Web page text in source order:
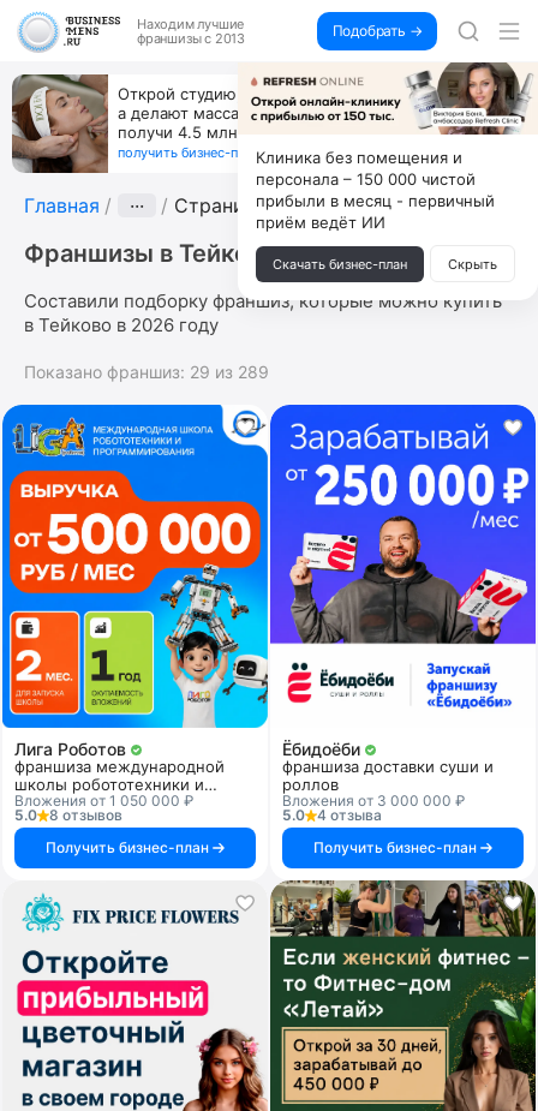
Находим лучшие
франшизы с 2013
Подобрать →
Открой студию, где не колют и не режут,
а делают массаж лица руками и в первый же год
получи 4.5 млн
получить бизнес-план ↓
Главная ··· Страница 7
Франшизы в Тейково
Составили подборку франшиз, которые можно купить
в Тейково в 2026 году
Показано франшиз: 29 из 289
Лига Роботов
франшиза международной
школы робототехники и
программирования
Вложения от 1 050 000 ₽
5.0
8 отзывов
Получить бизнес-план
Ёбидоёби
франшиза доставки суши и
роллов
Вложения от 3 000 000 ₽
5.0
4 отзыва
Получить бизнес-план
Клиника без помещения и
персонала – 150 000 чистой
прибыли в месяц - первичный
приём ведёт ИИ
Скачать бизнес-план Скрыть